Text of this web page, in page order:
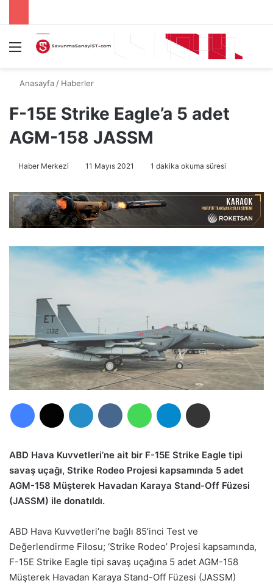
Menü
Anasayfa / Haberler
F-15E Strike Eagle’a 5 adet
AGM-158 JASSM
Haber Merkezi 11 Mayıs 2021 1 dakika okuma süresi
ABD Hava Kuvvetleri’ne ait bir F-15E Strike Eagle tipi
savaş uçağı, Strike Rodeo Projesi kapsamında 5 adet
AGM-158 Müşterek Havadan Karaya Stand-Off Füzesi
(JASSM) ile donatıldı.
ABD Hava Kuvvetleri’ne bağlı 85’inci Test ve
Değerlendirme Filosu; ‘Strike Rodeo’ Projesi kapsamında,
F-15E Strike Eagle tipi savaş uçağına 5 adet AGM-158
Müşterek Havadan Karaya Stand-Off Füzesi (JASSM)